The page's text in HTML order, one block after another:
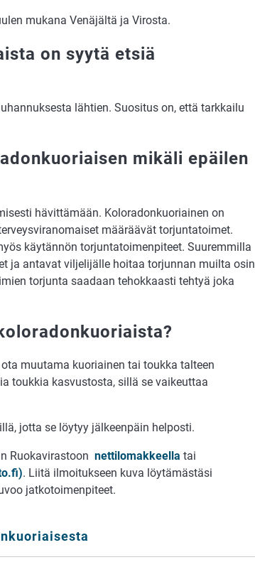
mukana Venäjältä ja Virosta.
on syytä etsiä
lähtien. Suositus on, että tarkkailu
mikäli epäilen
hävittämään. Koloradonkuoriainen on
määräävät torjuntatoimet.
käytännön torjuntatoimenpiteet. Suuremmilla
ja antavat viljelijälle hoitaa torjunnan muilta osin
torjunta saadaan tehokkaasti tehtyä joka
muutama kuoriainen tai toukka talteen
toukkia kasvustosta, sillä se vaikeuttaa
jotta se löytyy jälkeenpäin helposti.
Ruokavirastoon nettilomakkeella tai
. Liitä ilmoitukseen kuva löytämästäsi
jatkotoimenpiteet.